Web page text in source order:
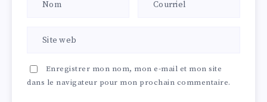
Enregistrer mon nom, mon e-mail et mon site
dans le navigateur pour mon prochain commentaire.